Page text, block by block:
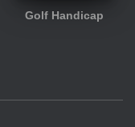
Golf Handicap